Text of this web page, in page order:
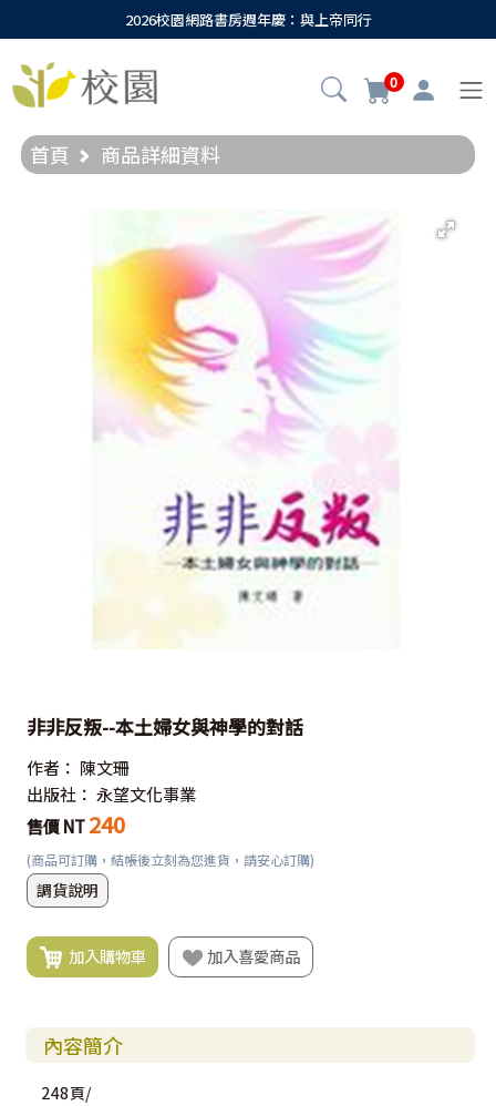
2026校園網路書房週年慶：與上帝同行
0
首頁 商品詳細資料
非非反叛--本土婦女與神學的對話
作者： 陳文珊
出版社： 永望文化事業
售價 NT 240
(商品可訂購，結帳後立刻為您進貨，請安心訂購)
調貨說明
加入購物車 加入喜愛商品
內容簡介
248頁/